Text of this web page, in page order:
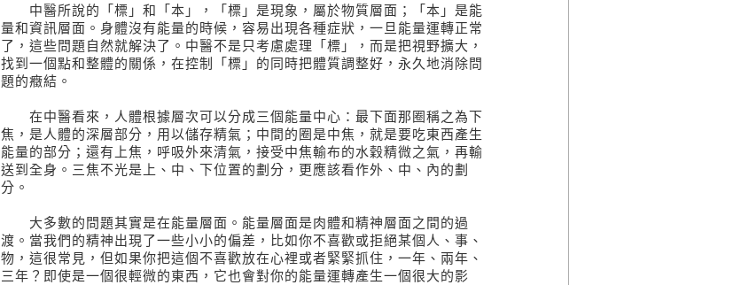
中醫所說的「標」和「本」，「標」是現象，屬於物質層面；「本」是能
量和資訊層面。身體沒有能量的時候，容易出現各種症狀，一旦能量運轉正常
了，這些問題自然就解決了。中醫不是只考慮處理「標」，而是把視野擴大，
找到一個點和整體的關係，在控制「標」的同時把體質調整好，永久地消除問
題的癥結。
在中醫看來，人體根據層次可以分成三個能量中心：最下面那圈稱之為下
焦，是人體的深層部分，用以儲存精氣；中間的圈是中焦，就是要吃東西產生
能量的部分；還有上焦，呼吸外來清氣，接受中焦輸布的水穀精微之氣，再輸
送到全身。三焦不光是上、中、下位置的劃分，更應該看作外、中、內的劃
分。
大多數的問題其實是在能量層面。能量層面是肉體和精神層面之間的過
渡。當我們的精神出現了一些小小的偏差，比如你不喜歡或拒絕某個人、事、
物，這很常見，但如果你把這個不喜歡放在心裡或者緊緊抓住，一年、兩年、
三年？即使是一個很輕微的東西，它也會對你的能量運轉產生一個很大的影